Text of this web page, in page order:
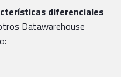
diferenciales
Datawarehouse